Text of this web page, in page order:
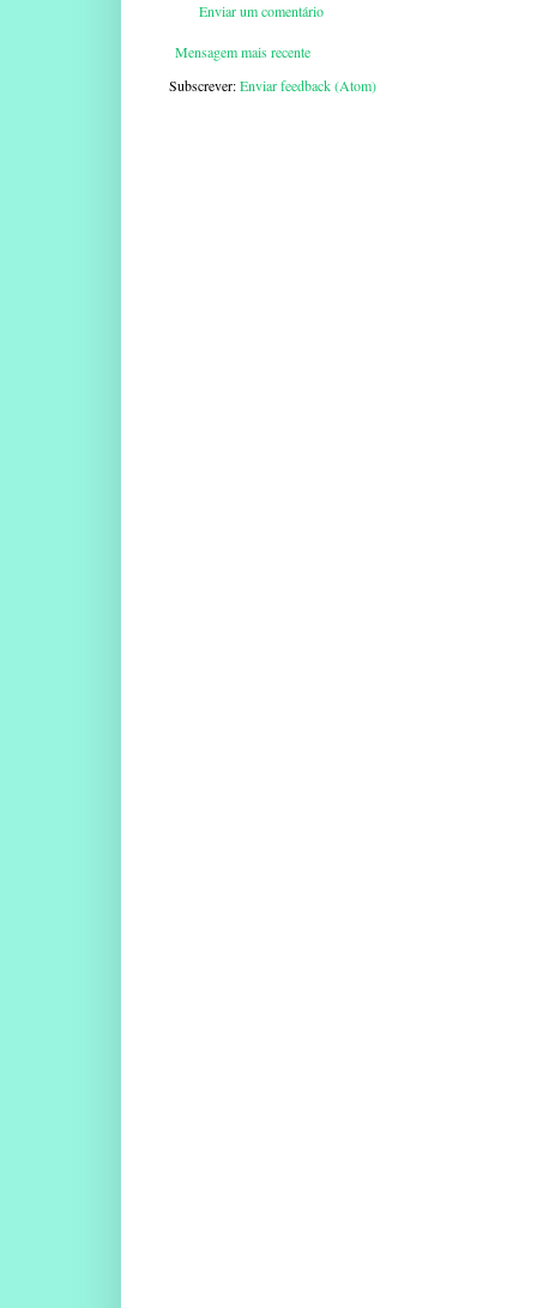
Enviar um comentário
Mensagem mais recente
Subscrever:Enviar feedback (Atom)